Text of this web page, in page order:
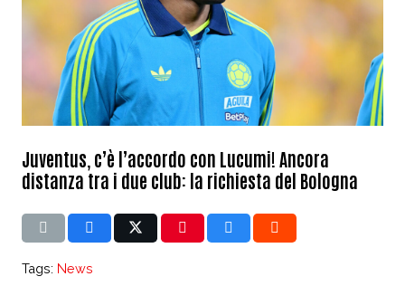
Juventus, c’è l’accordo con Lucumi! Ancora
distanza tra i due club: la richiesta del Bologna
Tags: News